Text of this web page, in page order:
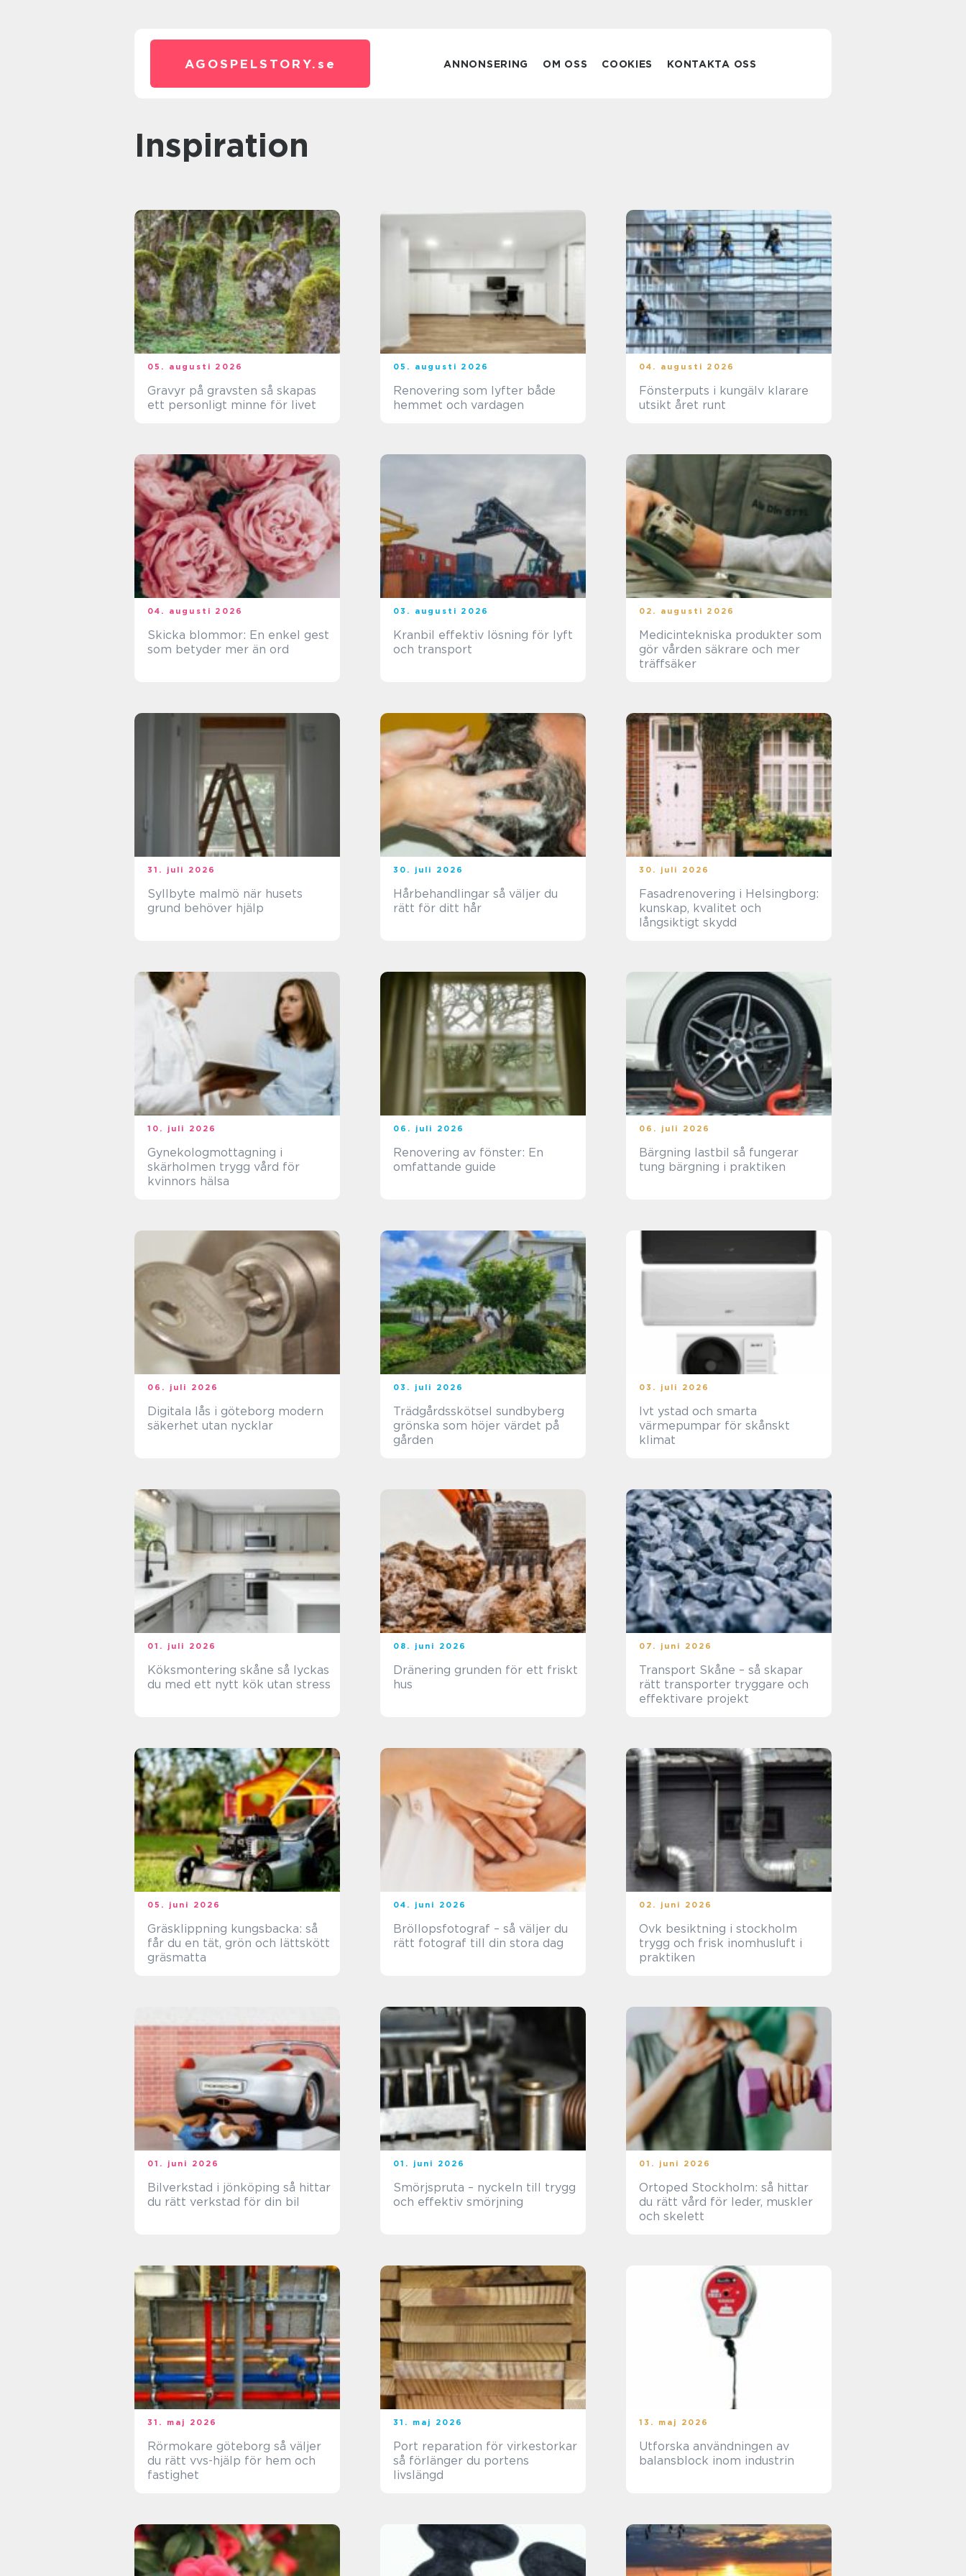
AGOSPELSTORY. se ANNONSERING OM OSS COOKIES KONTAKTA OSS
inspiration
05. augusti 2026
Gravyr på gravsten så skapas
ett personligt minne för livet
05. augusti 2026
Renovering som lyfter både
hemmet och vardagen
04. augusti 2026
Fönsterputs i kungälv klarare
utsikt året runt
04. augusti 2026
Skicka blommor: En enkel gest
som betyder mer än ord
03. augusti 2026
Kranbil effektiv lösning för lyft
och transport
02. augusti 2026
Medicintekniska produkter som
gör vården säkrare och mer
träffsäker
31. juli 2026
Syllbyte malmö när husets
grund behöver hjälp
30. juli 2026
Hårbehandlingar så väljer du
rätt för ditt hår
30. juli 2026
Fasadrenovering i Helsingborg:
kunskap, kvalitet och
långsiktigt skydd
10. juli 2026
Gynekologmottagning i
skärholmen trygg vård för
kvinnors hälsa
06. juli 2026
Renovering av fönster: En
omfattande guide
06. juli 2026
Bärgning lastbil så fungerar
tung bärgning i praktiken
06. juli 2026
Digitala lås i göteborg modern
säkerhet utan nycklar
03. juli 2026
Trädgårdsskötsel sundbyberg
grönska som höjer värdet på
gården
03. juli 2026
Ivt ystad och smarta
värmepumpar för skånskt
klimat
01. juli 2026
Köksmontering skåne så lyckas
du med ett nytt kök utan stress
08. juni 2026
Dränering grunden för ett friskt
hus
07. juni 2026
Transport Skåne – så skapar
rätt transporter tryggare och
effektivare projekt
05. juni 2026
Gräsklippning kungsbacka: så
får du en tät, grön och lättskött
gräsmatta
04. juni 2026
Bröllopsfotograf – så väljer du
rätt fotograf till din stora dag
02. juni 2026
Ovk besiktning i stockholm
trygg och frisk inomhusluft i
praktiken
01. juni 2026
Bilverkstad i jönköping så hittar
du rätt verkstad för din bil
01. juni 2026
Smörjspruta – nyckeln till trygg
och effektiv smörjning
01. juni 2026
Ortoped Stockholm: så hittar
du rätt vård för leder, muskler
och skelett
31. maj 2026
Rörmokare göteborg så väljer
du rätt vvs-hjälp för hem och
fastighet
31. maj 2026
Port reparation för virkestorkar
så förlänger du portens
livslängd
13. maj 2026
Utforska användningen av
balansblock inom industrin